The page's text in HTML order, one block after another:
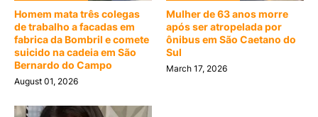
Homem mata três colegas
de trabalho a facadas em
fabrica da Bombril e comete
suicido na cadeia em São
Bernardo do Campo
August 01, 2026
Mulher de 63 anos morre
após ser atropelada por
ônibus em São Caetano do
Sul
March 17, 2026